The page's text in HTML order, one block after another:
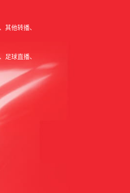
其他转播
足球直播